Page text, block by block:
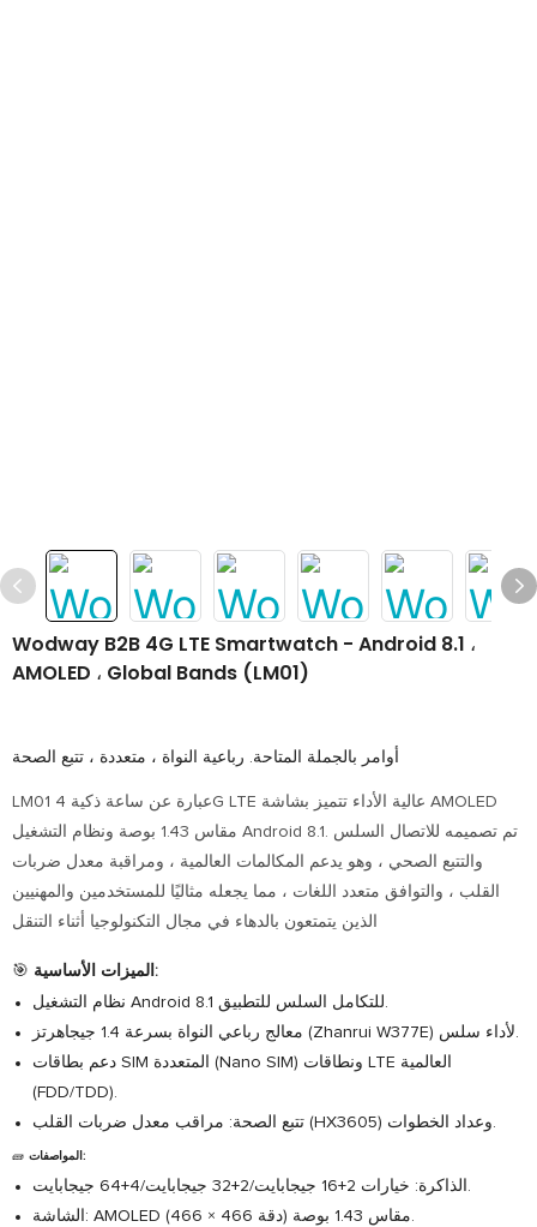
Wodway B2B 4G LTE Smartwatch - Android 8.1 ،
AMOLED ، Global Bands (LM01)
أوامر بالجملة المتاحة. رباعية النواة ، متعددة ، تتبع الصحة
LM01 عبارة عن ساعة ذكية 4G LTE عالية الأداء تتميز بشاشة AMOLED
مقاس 1.43 بوصة ونظام التشغيل Android 8.1. تم تصميمه للاتصال السلس
والتتبع الصحي ، وهو يدعم المكالمات العالمية ، ومراقبة معدل ضربات
القلب ، والتوافق متعدد اللغات ، مما يجعله مثاليًا للمستخدمين والمهنيين
الذين يتمتعون بالدهاء في مجال التكنولوجيا أثناء التنقل
🎯
الميزات الأساسية:
نظام التشغيل Android 8.1 للتكامل السلس للتطبيق.
معالج رباعي النواة بسرعة 1.4 جيجاهرتز (Zhanrui W377E) لأداء سلس.
دعم بطاقات SIM المتعددة (Nano SIM) ونطاقات LTE العالمية
(FDD/TDD).
تتبع الصحة: ​​مراقب معدل ضربات القلب (HX3605) وعداد الخطوات.
🧱 المواصفات:
الذاكرة: خيارات 2+16 جيجابايت/2+32 جيجابايت/4+64 جيجابايت.
الشاشة: AMOLED مقاس 1.43 بوصة (دقة 466 × 466).